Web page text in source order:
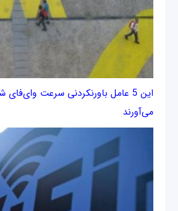
این 5 عامل باورنکردنی سرعت وای‌فای
می‌آورند